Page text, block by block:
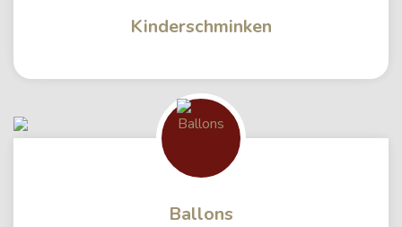
Kinderschminken
Ballons